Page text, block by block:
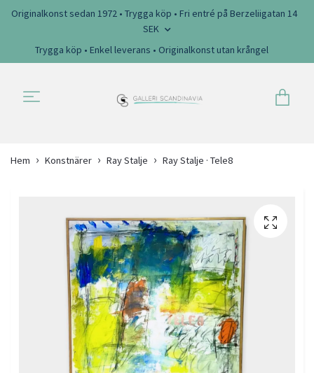
Originalkonst sedan 1972 • Trygga köp • Fri entré på Berzeliigatan 14
SEK
Trygga köp • Enkel leverans • Originalkonst utan krångel
Hem Konstnärer Ray Stalje Ray Stalje · Tele8